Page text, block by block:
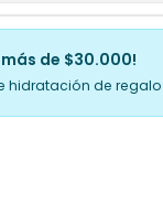
más de $30.000!
de regalo